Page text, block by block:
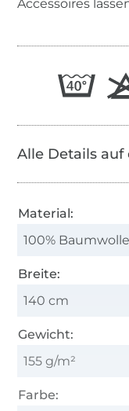
Accessoires
Alle Details
Material:
100% Baumwolle
Breite:
140 cm
Gewicht:
155 g/m²
Farbe: